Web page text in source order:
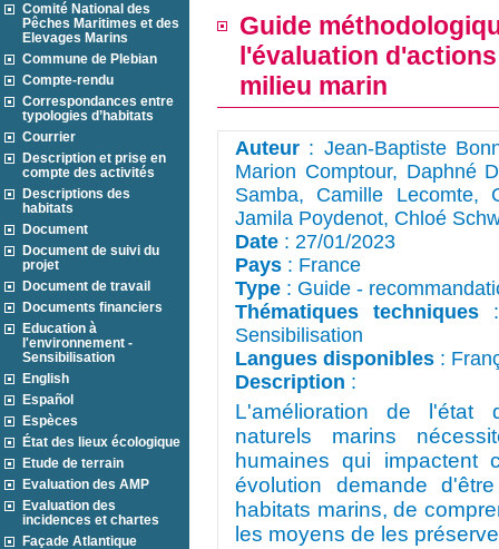
Comité National des
Pêches Maritimes et des
Elevages Marins
Commune de Plebian
Compte-rendu
Correspondances entre
typologies d’habitats
Courrier
Description et prise en
compte des activités
Descriptions des
habitats
Document
Document de suivi du
projet
Document de travail
Documents financiers
Education à
l'environnement -
Sensibilisation
English
Español
Espèces
État des lieux écologique
Etude de terrain
Evaluation des AMP
Evaluation des
incidences et chartes
Façade Atlantique
Guide
l'évaluation
milieu marin
Auteur : Jean-Baptiste
Marion Comptour, Daphné
Samba, Camille Lecomte,
Jamila Poydenot, Chloé
Date : 27/01/2023
Pays : France
Type : Guide -
Thématiques techniques
Sensibilisation
Langues disponibles :
Description :
L'amélioration de l'état
naturels marins
humaines qui impactent
évolution demande
habitats marins, de
les moyens de les